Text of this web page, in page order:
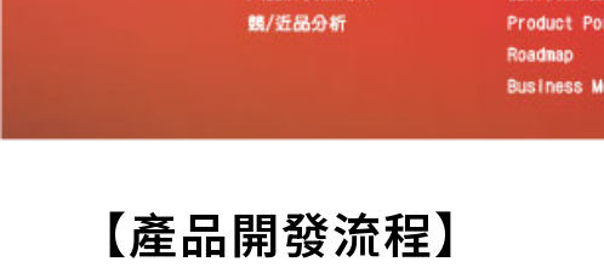
【產品開發流程】